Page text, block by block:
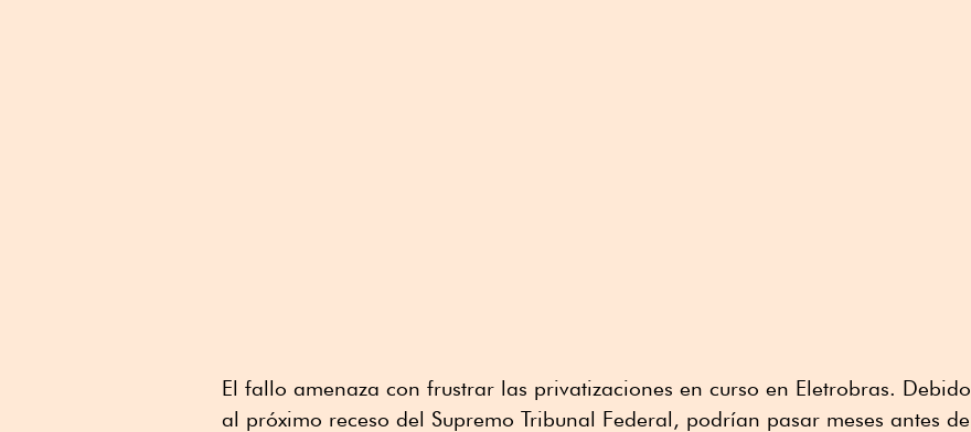
El fallo amenaza con frustrar las privatizaciones en curso en Eletrobras. Debido
al próximo receso del Supremo Tribunal Federal, podrían pasar meses antes de